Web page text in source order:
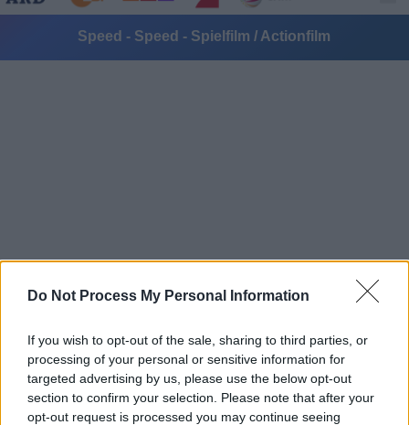
Do Not Process My Personal Information
If you wish to opt-out of the sale, sharing to third parties, or
processing of your personal or sensitive information for
targeted advertising by us, please use the below opt-out
section to confirm your selection. Please note that after your
opt-out request is processed you may continue seeing
Speed - Speed - Spielfilm / Actionfilm